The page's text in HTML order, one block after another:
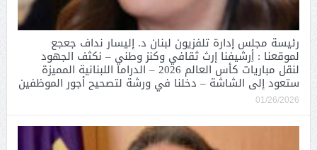
رئيسة مجلس إدارة تلفزيون لبنان د. إليسار نداف جعجع
لموقعنا : أِرشيفنا إرث ثقافي وكنز وطني – نكثف الجهود
لنقل مباريات كأس العالم 2026 – الدراما اللبنانية المميزة
ستعود إلى الشاشة – دخلنا في ورشة لتصحيح أجور الموظفين
01/26/2026